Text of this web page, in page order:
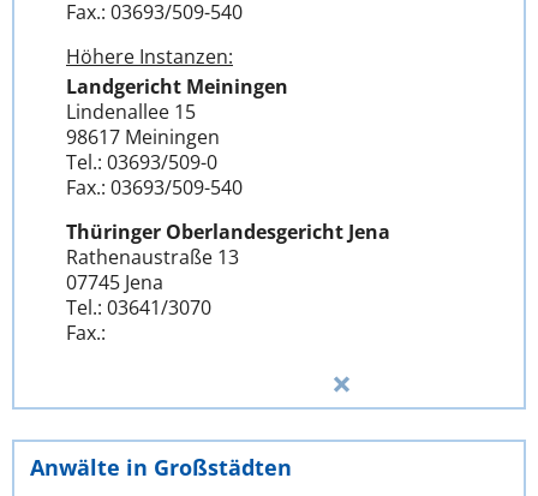
Fax.: 03693/509-540
Höhere Instanzen:
Landgericht Meiningen
Lindenallee 15
98617 Meiningen
Tel.: 03693/509-0
Fax.: 03693/509-540
Thüringer Oberlandesgericht Jena
Rathenaustraße 13
07745 Jena
Tel.: 03641/3070
Fax.:
Anwälte in Großstädten